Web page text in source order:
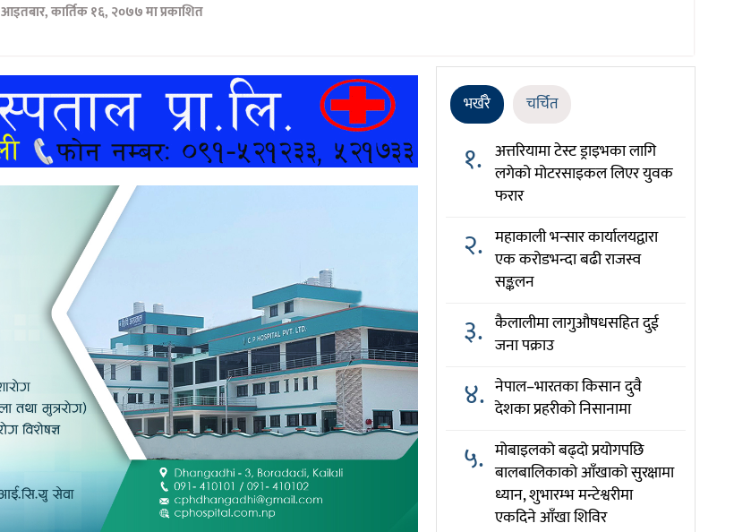
आइतबार, कार्तिक १६, २०७७ मा प्रकाशित
भर्खरै चर्चित
१. अत्तरियामा टेस्ट ड्राइभका लागि
लगेको मोटरसाइकल लिएर युवक
फरार
२. महाकाली भन्सार कार्यालयद्वारा
एक करोडभन्दा बढी राजस्व
सङ्कलन
३. कैलालीमा लागुऔषधसहित दुई
जना पक्राउ
४. नेपाल–भारतका किसान दुवै
देशका प्रहरीको निसानामा
५. मोबाइलको बढ्दो प्रयोगपछि
बालबालिकाको आँखाको सुरक्षामा
ध्यान, शुभारम्भ मन्टेश्वरीमा
एकदिने आँखा शिविर